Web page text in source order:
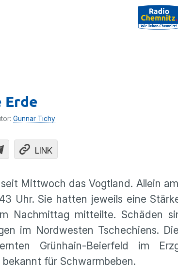
Erde
Gunnar Tichy
LINK
Mittwoch das Vogtland. Allein
Uhr. Sie hatten jeweils eine
Nachmittag mitteilte. Schäden
im Nordwesten Tschechiens.
Grünhain-Beierfeld im
für Schwarmbeben.